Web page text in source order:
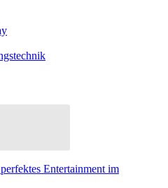
Entertainment im